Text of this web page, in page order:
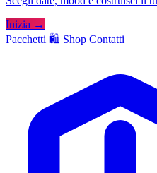
Inizia →
Pacchetti 🛍️ Shop Contatti